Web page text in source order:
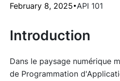
February 8, 2025 API 101
Introduction
Dans le paysage numérique
de Programmation